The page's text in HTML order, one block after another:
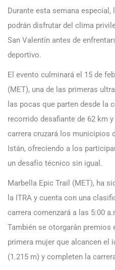
Durante esta semana
podrán disfrutar del clima
San Valentín antes de
deportivo.
El evento culminará el 15 de
(MET), una de las primeras
las pocas que parten desde la
recorrido desafiante de 62 km
carrera cruzará los municipios
Istán, ofreciendo a los
un desafío técnico sin igual.
Marbella Epic Trail (MET), ha
la ITRA y cuenta con una
carrera comenzará a las 5:00
También se otorgarán
primera mujer que alcancen el
(1.215 m) y completen la